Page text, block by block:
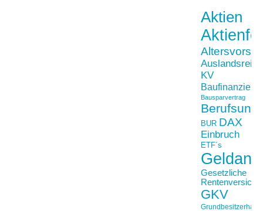
Aktien
Auslandsreise
KV
Bausparvertrag
BUR DAX
Einbruch
ETF´s
Gesetzliche
GKV